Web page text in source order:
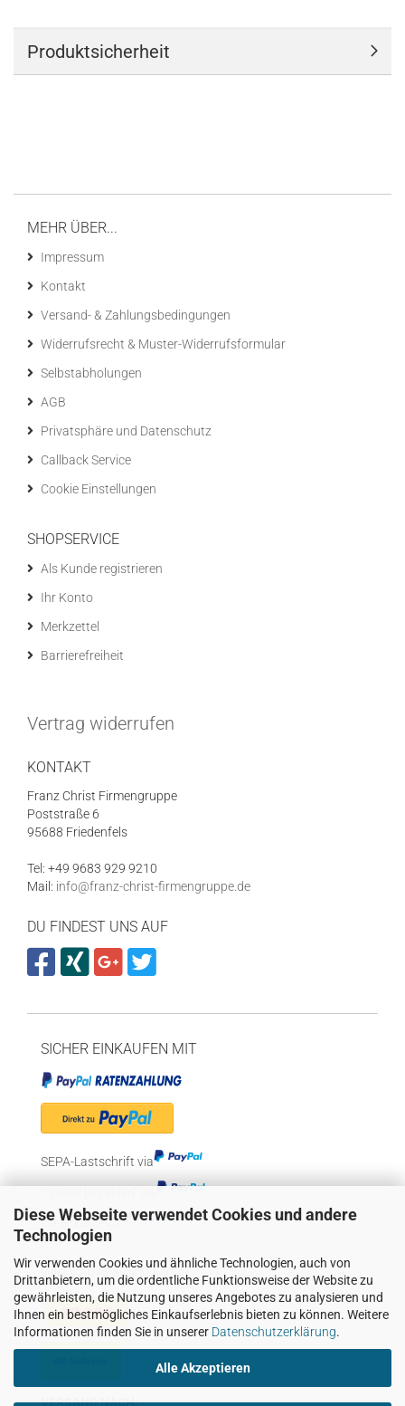
Diese Webseite verwendet Cookies und andere
Technologien
Wir verwenden Cookies und ähnliche Technologien, auch von
Drittanbietern, um die ordentliche Funktionsweise der Website zu
gewährleisten, die Nutzung unseres Angebotes zu analysieren und
Ihnen ein bestmögliches Einkaufserlebnis bieten zu können. Weitere
Informationen finden Sie in unserer Datenschutzerklärung.
Alle Akzeptieren
Produktsicherheit
MEHR ÜBER...
Impressum
Kontakt
Versand- & Zahlungsbedingungen
Widerrufsrecht & Muster-Widerrufsformular
Selbstabholungen
AGB
Privatsphäre und Datenschutz
Callback Service
Cookie Einstellungen
SHOPSERVICE
Als Kunde registrieren
Ihr Konto
Merkzettel
Barrierefreiheit
Vertrag widerrufen
KONTAKT
Franz Christ Firmengruppe
Poststraße 6
95688 Friedenfels
Tel: +49 9683 929 9210
Mail: info@franz-christ-firmengruppe.de
DU FINDEST UNS AUF
SICHER EINKAUFEN MIT
SEPA-Lastschrift via
Kreditkarte via
WIR VERSENDEN MIT
VERSAND NACH: